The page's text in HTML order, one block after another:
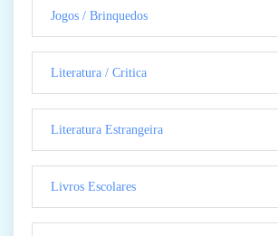
Jogos / Brinquedos
Literatura / Critica
Literatura Estrangeira
Livros Escolares